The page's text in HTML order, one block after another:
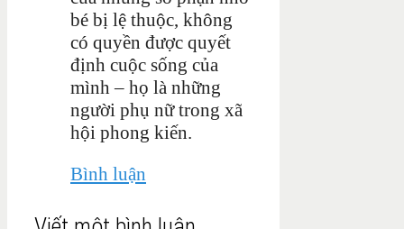
bé bị lệ thuộc, không
có quyền được quyết
định cuộc sống của
mình – họ là những
người phụ nữ trong xã
hội phong kiến.
Bình luận